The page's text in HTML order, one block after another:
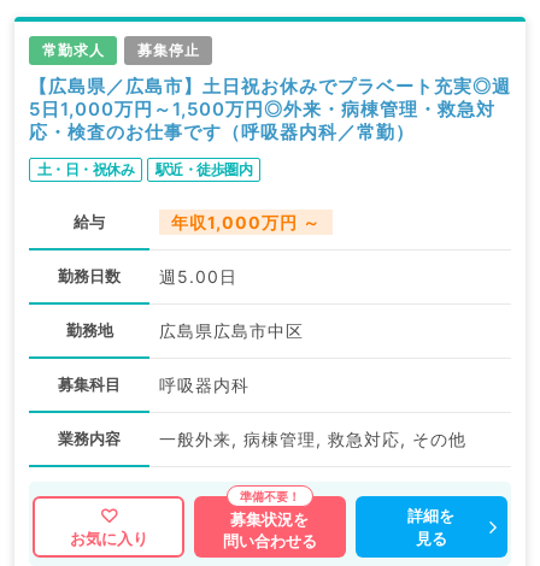
常勤求人 募集停止
【広島県／広島市】土日祝お休みでプラベート充実◎週
5日1,000万円～1,500万円◎外来・病棟管理・救急対
応・検査のお仕事です（呼吸器内科／常勤）
土・日・祝休み 駅近・徒歩圏内
給与 年収1,000万円 ～
勤務日数 週5.00日
勤務地 広島県広島市中区
募集科目 呼吸器内科
業務内容 一般外来, 病棟管理, 救急対応, その他
お気に入り
募集状況を
問い合わせる
詳細を
見る